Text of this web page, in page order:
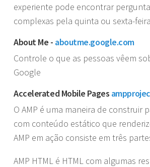
experiente pode encontrar
complexas pela quinta ou sexta-
About Me - aboutme.google.com
Controle o que as pessoas vêem
Google
Accelerated Mobile Pages
O AMP é uma maneira de construir
com conteúdo estático que
AMP em ação consiste em três
AMP HTML é HTML com algumas